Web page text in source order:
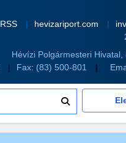
RSS
hevizariport.com
Hévízi Polgármesteri
Fax: (83) 500-801